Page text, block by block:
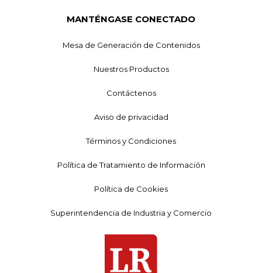
MANTÉNGASE CONECTADO
Mesa de Generación de Contenidos
Nuestros Productos
Contáctenos
Aviso de privacidad
Términos y Condiciones
Política de Tratamiento de Información
Política de Cookies
Superintendencia de Industria y Comercio